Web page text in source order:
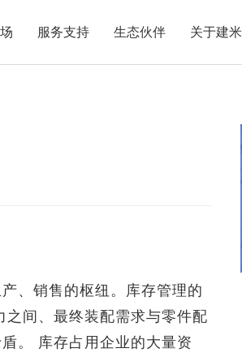
服务支持 生态伙伴 关于建米
、销售的枢纽。库存管理的
间、最终装配需求与零件配
。 库存占用企业的大量资